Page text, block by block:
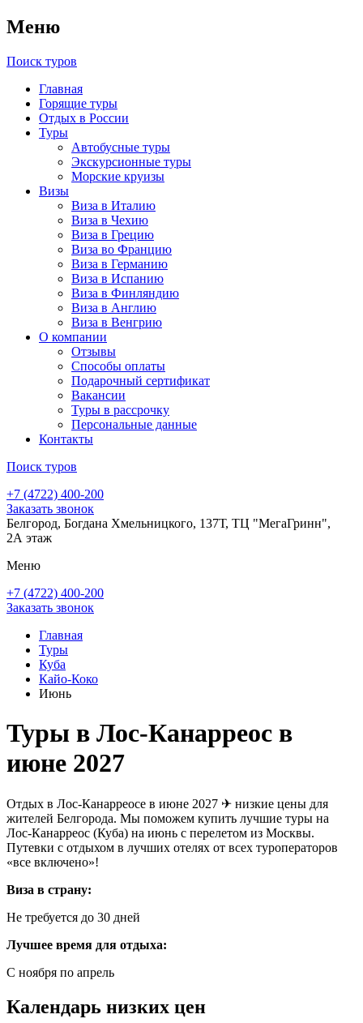
Меню
Поиск туров
Главная
Горящие туры
Отдых в России
Туры
Автобусные туры
Экскурсионные туры
Морские круизы
Визы
Виза в Италию
Виза в Чехию
Виза в Грецию
Виза во Францию
Виза в Германию
Виза в Испанию
Виза в Финляндию
Виза в Англию
Виза в Венгрию
О компании
Отзывы
Способы оплаты
Подарочный сертификат
Вакансии
Туры в рассрочку
Персональные данные
Контакты
Поиск туров
+7 (4722) 400-200
Заказать звонок
Белгород, Богдана Хмельницкого, 137Т, ТЦ "МегаГринн",
2А этаж
Меню
+7 (4722) 400-200
Заказать звонок
Главная
Туры
Куба
Кайо-Коко
Июнь
Туры в Лос-Канарреос в
июне 2027
Отдых в Лос-Канарреосе в июне 2027 ✈ низкие цены для
жителей Белгорода. Мы поможем купить лучшие туры на
Лос-Канарреос (Куба) на июнь с перелетом из Москвы.
Путевки с отдыхом в лучших отелях от всех туроператоров
«все включено»!
Виза в страну:
Не требуется до 30 дней
Лучшее время для отдыха:
С ноября по апрель
Календарь низких цен